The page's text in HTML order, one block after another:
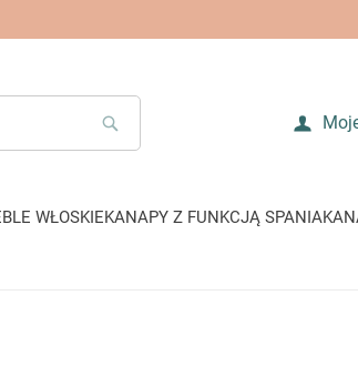
SEARCH
WŁOSKIEKANAPY Z FUNKCJĄ SPANIA